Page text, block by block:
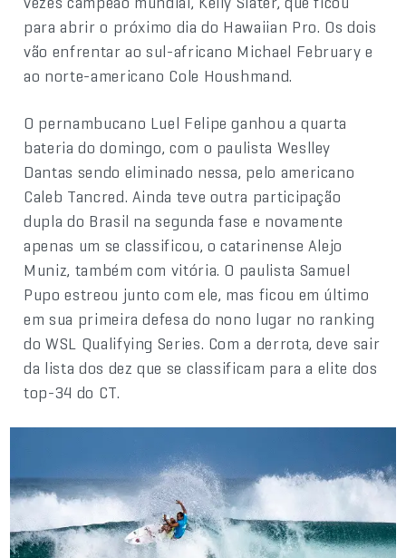
para abrir o próximo dia do Hawaiian Pro. Os dois
vão enfrentar ao sul-africano Michael February e
ao norte-americano Cole Houshmand.
O pernambucano Luel Felipe ganhou a quarta
bateria do domingo, com o paulista Weslley
Dantas sendo eliminado nessa, pelo americano
Caleb Tancred. Ainda teve outra participação
dupla do Brasil na segunda fase e novamente
apenas um se classificou, o catarinense Alejo
Muniz, também com vitória. O paulista Samuel
Pupo estreou junto com ele, mas ficou em último
em sua primeira defesa do nono lugar no ranking
do WSL Qualifying Series. Com a derrota, deve sair
da lista dos dez que se classificam para a elite dos
top-34 do CT.